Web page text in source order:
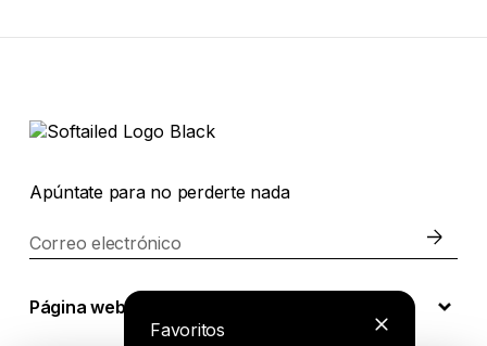
Favoritos
Apúntate para no perderte nada
Correo electrónico
Página web